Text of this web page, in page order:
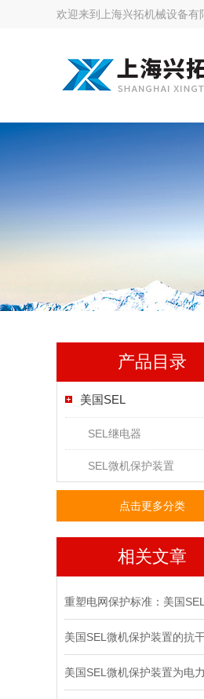
欢迎来到 上海兴拓机械设备有
产品目录
美国SEL
SEL继电器
SEL微机保护装置
点击更多分类
相关文章